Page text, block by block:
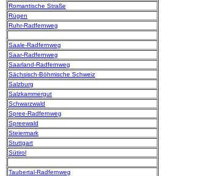
Romantische Straße
Rügen
Ruhr-Radfernweg
Saale-Radfernweg
Saar-Radfernweg
Saarland-Radfernweg
Sächsisch-Böhmische Schweiz
Salzburg
Salzkammergut
Schwarzwald
Spree-Radfernweg
Spreewald
Steiermark
Stuttgart
Sütirol
Taubertal-Radfernweg